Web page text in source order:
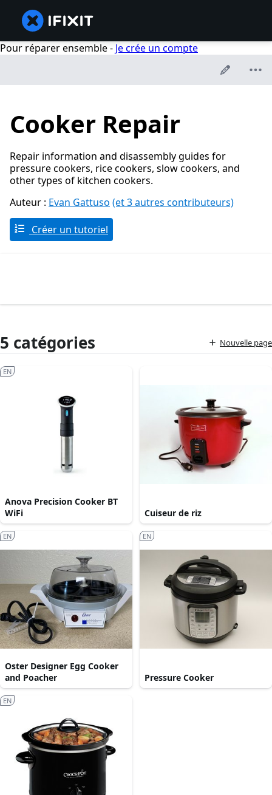
Pour réparer ensemble - Je crée un compte
Cooker Repair
Repair information and disassembly guides for
pressure cookers, rice cookers, slow cookers, and
other types of kitchen cookers.
Auteur : Evan Gattuso (et 3 autres contributeurs)
Créer un tutoriel
5 catégories Nouvelle page
Anova Precision Cooker BT
WiFi
EN
Cuiseur de riz
Oster Designer Egg Cooker
and Poacher
EN
Pressure Cooker
EN
EN